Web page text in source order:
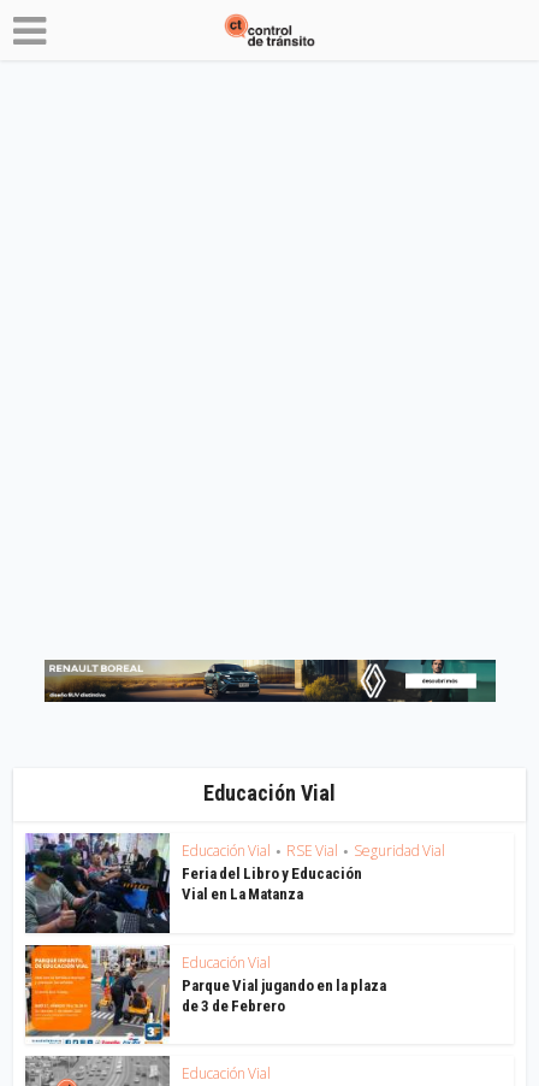
Educación Vial
Educación Vial • RSE Vial • Seguridad Vial
Feria del Libro y Educación
Vial en La Matanza
Educación Vial
Parque Vial jugando en la plaza
de 3 de Febrero
Educación Vial